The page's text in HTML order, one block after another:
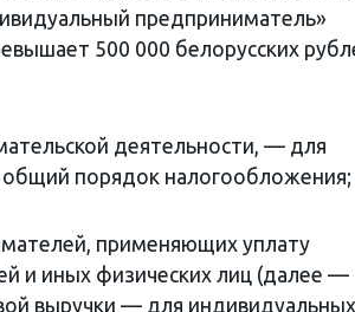
предприниматель»
500 000 белорусских
деятельности, — для
порядок налогообложения;
применяющих уплату
и иных физических лиц (далее —
выручки — для индивидуальных